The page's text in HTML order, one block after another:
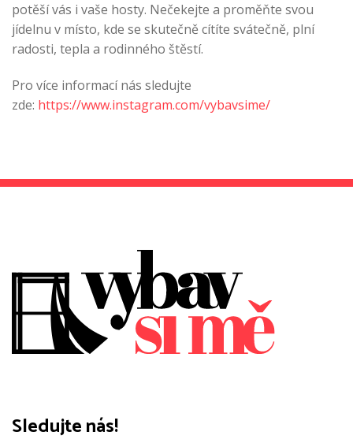
potěší vás i vaše hosty. Nečekejte a proměňte svou
jídelnu v místo, kde se skutečně cítíte svátečně, plní
radosti, tepla a rodinného štěstí.
Pro více informací nás sledujte
zde: https://www.instagram.com/vybavsime/
Sledujte nás!